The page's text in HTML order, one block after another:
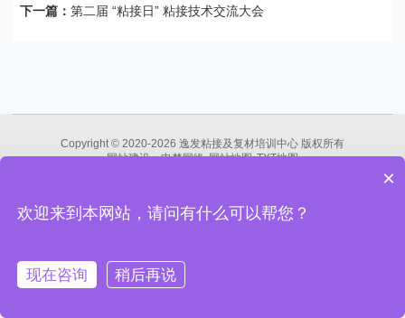
下一篇： 第二届 “粘接日” 粘接技术交流大会
Copyright © 2020-2026 逸发粘接及复材培训中心 版权所有
网站建设：申梦网络 网站地图 TXT地图
关注我们
×
欢迎来到本网站，请问有什么可以帮您？
现在咨询 稍后再说